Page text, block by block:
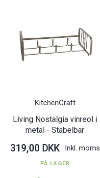
KitchenCraft
Living Nostalgia vinreol i
metal - Stabelbar
319,00 DKK Inkl. moms
PÅ LAGER